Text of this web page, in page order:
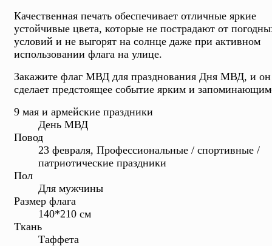
Качественная печать обеспечивает отличные яркие
устойчивые цвета, которые не пострадают от
условий и не выгорят на солнце даже при активном
использовании флага на улице.
Закажите флаг МВД для празднования Дня МВД, и он
сделает предстоящее событие ярким и
9 мая и армейские праздники
День МВД
Повод
23 февраля, Профессиональные / спортивные /
патриотические праздники
Пол
Для мужчины
Размер флага
140*210 см
Ткань
Таффета